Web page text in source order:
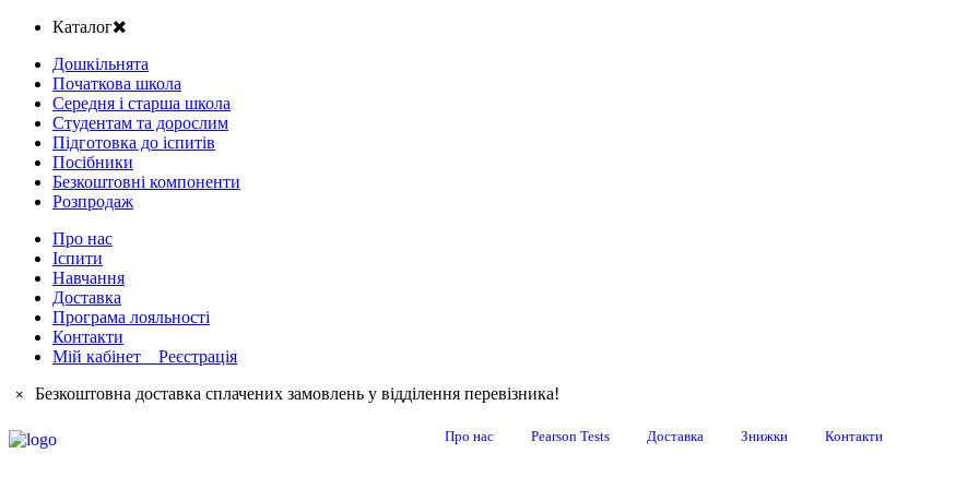
Каталог
Дошкільнята
Початкова школа
Середня і старша школа
Студентам та дорослим
Підготовка до іспитів
Посібники
Безкоштовні компоненти
Розпродаж
Про нас
Іспити
Навчання
Доставка
Програма лояльності
Контакти
Мій кабінет Реєстрація
× Безкоштовна доставка сплачених замовлень у відділення перевізника!
Про нас Pearson Tests Доставка Знижки Контакти